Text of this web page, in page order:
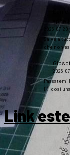
appello
2026-07-20
Salve a
che non
2026-
lì), così
Link